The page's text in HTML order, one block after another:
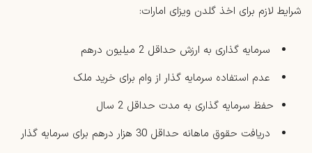
شرایط لازم برای اخذ گلدن ویزای امارات:
سرمایه گذاری به ارزش حداقل 2 میلیون درهم
عدم استفاده سرمایه گذار از وام برای خرید ملک
حفظ سرمایه گذاری به مدت حداقل 2 سال
دریافت حقوق ماهانه حداقل 30 هزار درهم برای سرمایه گذار